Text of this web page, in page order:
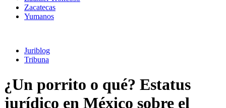
Zacatecas
Yumanos
Juriblog
Tribuna
¿Un porrito o qué? Estatus
jurídico en México sobre el